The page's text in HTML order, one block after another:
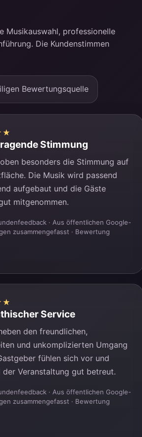
Musikauswahl, professionelle
Die Kundenstimmen
Bewertungsquelle
Stimmung
besonders die Stimmung auf
Die Musik wird passend
aufgebaut und die Gäste
mitgenommen.
· Aus öffentlichen Google-
zusammengefasst · Bewertung
Service
den freundlichen,
und unkomplizierten Umgang
fühlen sich vor und
der Veranstaltung gut betreut.
· Aus öffentlichen Google-
zusammengefasst · Bewertung